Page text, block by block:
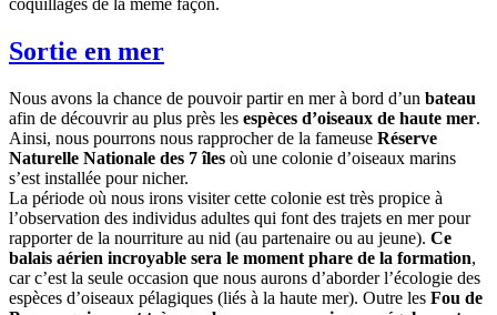
coquillages de la même façon.
Sortie en mer
Nous avons la chance de pouvoir partir en mer à bord d’un bateau
afin de découvrir au plus près les espèces d’oiseaux de haute mer.
Ainsi, nous pourrons nous rapprocher de la fameuse Réserve
Naturelle Nationale des 7 îles où une colonie d’oiseaux marins
s’est installée pour nicher.
La période où nous irons visiter cette colonie est très propice à
l’observation des individus adultes qui font des trajets en mer pour
rapporter de la nourriture au nid (au partenaire ou au jeune). Ce
balais aérien incroyable sera le moment phare de la formation,
car c’est la seule occasion que nous aurons d’aborder l’écologie des
espèces d’oiseaux pélagiques (liés à la haute mer). Outre les Fou de